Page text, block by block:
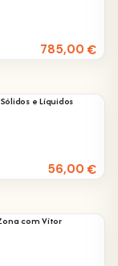
785,00€
e Líquidos
56,00€
com Vítor